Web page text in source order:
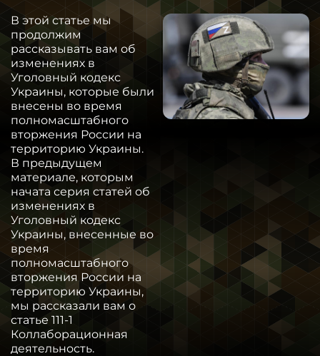
В этой статье мы
продолжим
рассказывать вам об
изменениях в
Уголовный кодекс
Украины, которые были
внесены во время
полномасштабного
вторжения России на
территорию Украины.
В предыдущем
материале, которым
начата серия статей об
изменениях в
Уголовный кодекс
Украины, внесенные во
время
полномасштабного
вторжения России на
территорию Украины,
мы рассказали вам о
статье 111-1
Коллаборационная
деятельность.